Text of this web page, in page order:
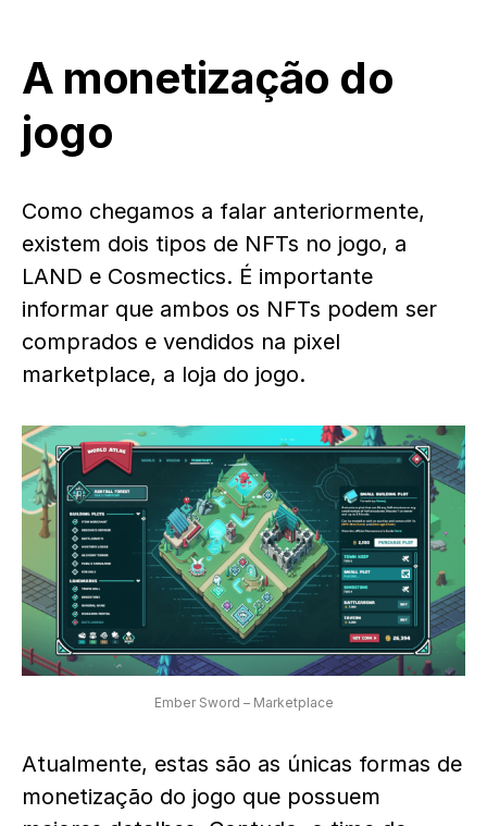
A monetização do
jogo
Como chegamos a falar anteriormente,
existem dois tipos de NFTs no jogo, a
LAND e Cosmectics. É importante
informar que ambos os NFTs podem ser
comprados e vendidos na pixel
marketplace, a loja do jogo.
Ember Sword – Marketplace
Atualmente, estas são as únicas formas de
monetização do jogo que possuem